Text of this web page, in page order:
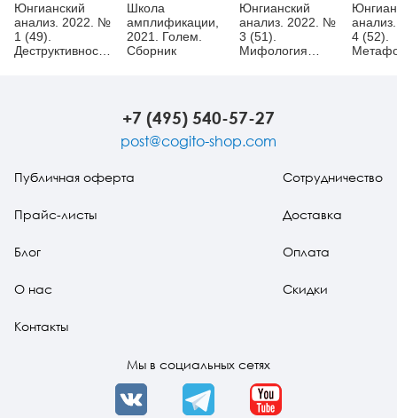
Юнгианский
анализ. 2022. №
1 (49).
Деструктивность
Школа
амплификации,
2021. Голем.
Сборник
Юнгианский
анализ. 2022. №
3 (51).
Мифология
4 (52).
+7 (495) 540-57-27
post@cogito-shop.com
Публичная оферта
Прайс-листы
Блог
О нас
Контакты
Сотрудничество
Доставка
Оплата
Скидки
Мы в социальных сетях
VK Telegram YouTube